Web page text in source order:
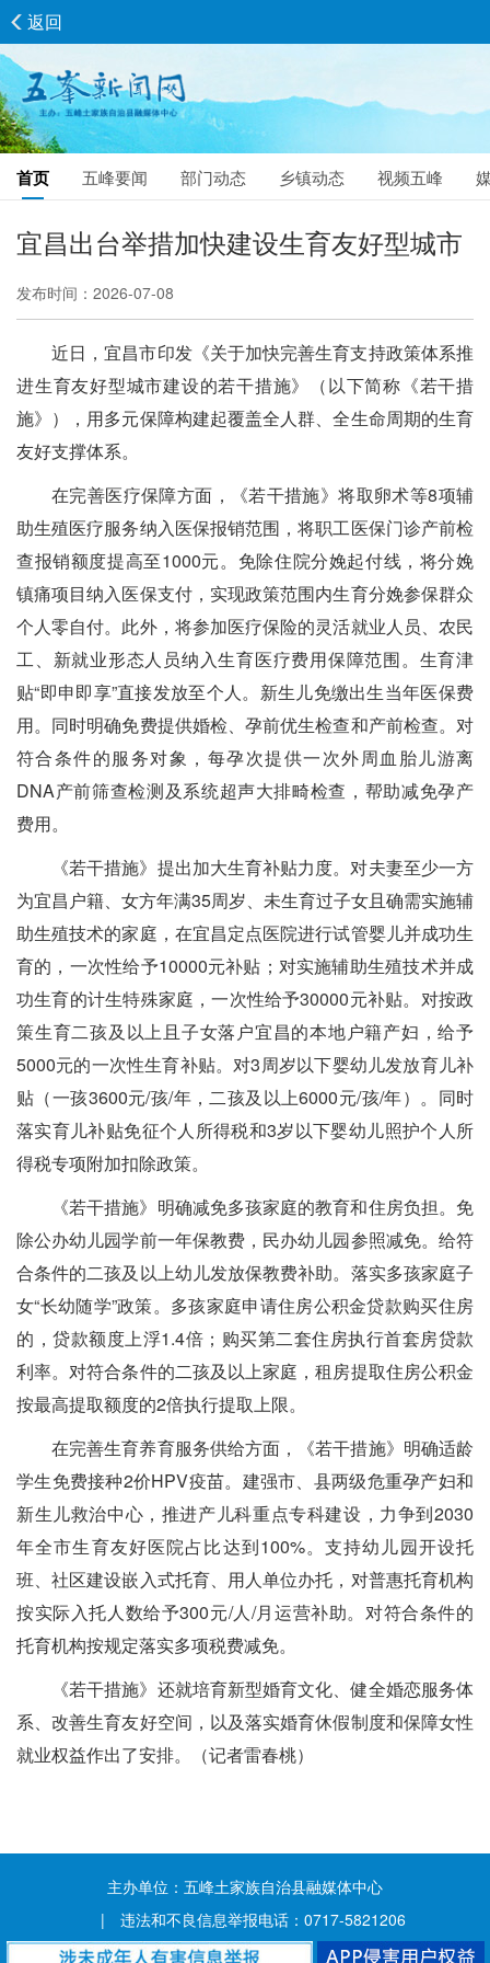
首页 五峰要闻 部门动态 乡镇动态 视频五峰
返回
宜昌出台举措加快建设生育友好型城市
发布时间：2026-07-08
近日，宜昌市印发《关于加快完善生育支持政策体系推
进生育友好型城市建设的若干措施》（以下简称《若干措
施》），用多元保障构建起覆盖全人群、全生命周期的生育
友好支撑体系。
在完善医疗保障方面，《若干措施》将取卵术等8项辅
助生殖医疗服务纳入医保报销范围，将职工医保门诊产前检
查报销额度提高至1000元。免除住院分娩起付线，将分娩
镇痛项目纳入医保支付，实现政策范围内生育分娩参保群众
个人零自付。此外，将参加医疗保险的灵活就业人员、农民
工、新就业形态人员纳入生育医疗费用保障范围。生育津
贴“即申即享”直接发放至个人。新生儿免缴出生当年医保费
用。同时明确免费提供婚检、孕前优生检查和产前检查。对
符合条件的服务对象，每孕次提供一次外周血胎儿游离
DNA产前筛查检测及系统超声大排畸检查，帮助减免孕产
费用。
《若干措施》提出加大生育补贴力度。对夫妻至少一方
为宜昌户籍、女方年满35周岁、未生育过子女且确需实施辅
助生殖技术的家庭，在宜昌定点医院进行试管婴儿并成功生
育的，一次性给予10000元补贴；对实施辅助生殖技术并成
功生育的计生特殊家庭，一次性给予30000元补贴。对按政
策生育二孩及以上且子女落户宜昌的本地户籍产妇，给予
5000元的一次性生育补贴。对3周岁以下婴幼儿发放育儿补
贴（一孩3600元/孩/年，二孩及以上6000元/孩/年）。同时
落实育儿补贴免征个人所得税和3岁以下婴幼儿照护个人所
得税专项附加扣除政策。
《若干措施》明确减免多孩家庭的教育和住房负担。免
除公办幼儿园学前一年保教费，民办幼儿园参照减免。给符
合条件的二孩及以上幼儿发放保教费补助。落实多孩家庭子
女“长幼随学”政策。多孩家庭申请住房公积金贷款购买住房
的，贷款额度上浮1.4倍；购买第二套住房执行首套房贷款
利率。对符合条件的二孩及以上家庭，租房提取住房公积金
按最高提取额度的2倍执行提取上限。
在完善生育养育服务供给方面，《若干措施》明确适龄
学生免费接种2价HPV疫苗。建强市、县两级危重孕产妇和
新生儿救治中心，推进产儿科重点专科建设，力争到2030
年全市生育友好医院占比达到100%。支持幼儿园开设托
班、社区建设嵌入式托育、用人单位办托，对普惠托育机构
按实际入托人数给予300元/人/月运营补助。对符合条件的
托育机构按规定落实多项税费减免。
《若干措施》还就培育新型婚育文化、健全婚恋服务体
系、改善生育友好空间，以及落实婚育休假制度和保障女性
就业权益作出了安排。（记者雷春桃）
主办单位：五峰土家族自治县融媒体中心
| 违法和不良信息举报电话：0717-5821206